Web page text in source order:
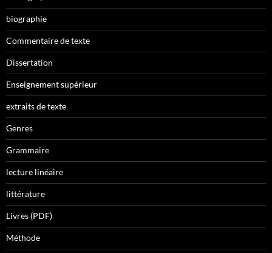
biographie
Commentaire de texte
Dissertation
Enseignement supérieur
extraits de texte
Genres
Grammaire
lecture linéaire
littérature
Livres (PDF)
Méthode